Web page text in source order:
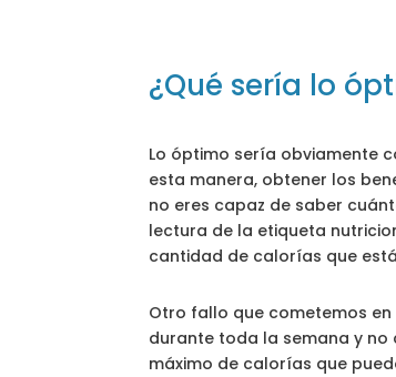
¿Qué sería lo
Lo óptimo sería obviamente
esta manera, obtener los
no eres capaz de saber
lectura de la etiqueta
cantidad de calorías que
Otro fallo que cometemos
durante toda la semana y no
máximo de calorías que